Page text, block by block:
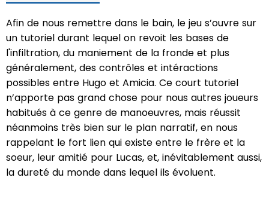
Afin de nous remettre dans le bain, le jeu s’ouvre sur
un tutoriel durant lequel on revoit les bases de
l'infiltration, du maniement de la fronde et plus
généralement, des contrôles et intéractions
possibles entre Hugo et Amicia. Ce court tutoriel
n’apporte pas grand chose pour nous autres joueurs
habitués à ce genre de manoeuvres, mais réussit
néanmoins très bien sur le plan narratif, en nous
rappelant le fort lien qui existe entre le frère et la
soeur, leur amitié pour Lucas, et, inévitablement aussi,
la dureté du monde dans lequel ils évoluent.